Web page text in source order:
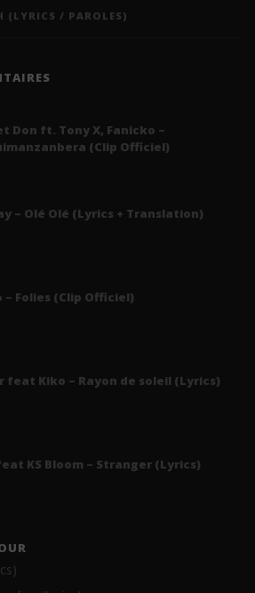
(LYRICS / PAROLES)
Don ft. Tony X, Fanicko –
(Clip Officiel)
– Olé Olé (Lyrics + Translation)
– Folies (Clip Officiel)
feat Kiko – Rayon de soleil (Lyrics)
KS Bloom – Stranger (Lyrics)